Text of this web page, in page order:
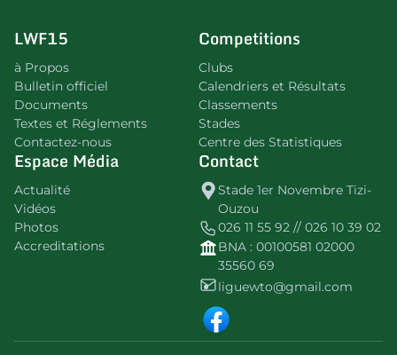
LWF15
à Propos
Bulletin officiel
Documents
Textes et Réglements
Contactez-nous
Competitions
Clubs
Calendriers et Résultats
Classements
Stades
Centre des Statistiques
Espace Média
Actualité
Vidéos
Photos
Accreditations
Contact
Stade 1er Novembre Tizi-
Ouzou
026 11 55 92 // 026 10 39 02
BNA : 00100581 02000
35560 69
liguewto@gmail.com